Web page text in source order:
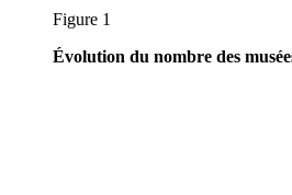
Figure 1
Évolution du nombre des